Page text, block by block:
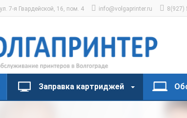
7-я Гвардейской, 16, пом. 4 info@volgaprinter.ru 8(927)
Заправка картриджей